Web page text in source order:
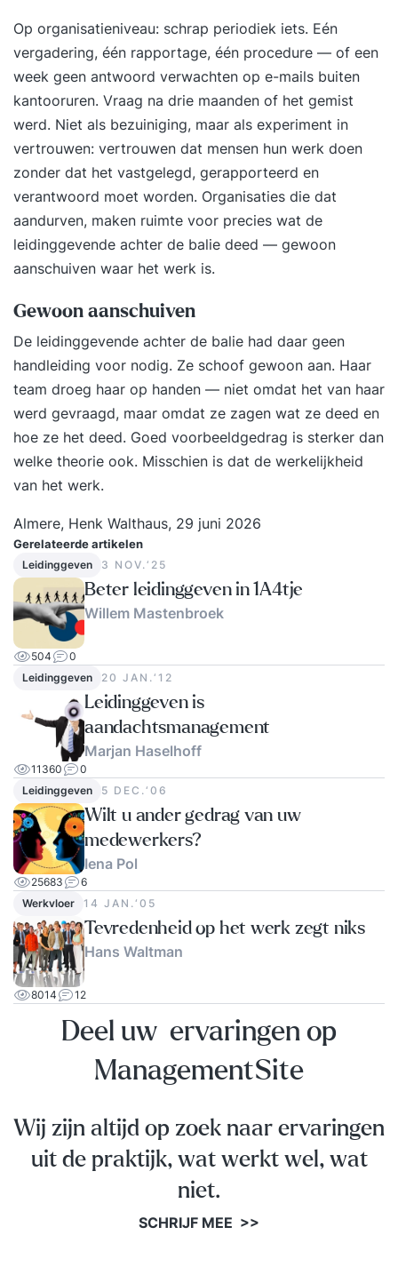
Op organisatieniveau: schrap periodiek iets. Eén
vergadering, één rapportage, één procedure — of een
week geen antwoord verwachten op e-mails buiten
kantooruren. Vraag na drie maanden of het gemist
werd. Niet als bezuiniging, maar als experiment in
vertrouwen: vertrouwen dat mensen hun werk doen
zonder dat het vastgelegd, gerapporteerd en
verantwoord moet worden. Organisaties die dat
aandurven, maken ruimte voor precies wat de
leidinggevende achter de balie deed — gewoon
aanschuiven waar het werk is.
Gewoon aanschuiven
De leidinggevende achter de balie had daar geen
handleiding voor nodig. Ze schoof gewoon aan. Haar
team droeg haar op handen — niet omdat het van haar
werd gevraagd, maar omdat ze zagen wat ze deed en
hoe ze het deed. Goed voorbeeldgedrag is sterker dan
welke theorie ook. Misschien is dat de werkelijkheid
van het werk.
Almere, Henk Walthaus, 29 juni 2026
Gerelateerde artikelen
Leidinggeven 3 NOV.‘25
Beter leidinggeven in 1A4tje
Willem Mastenbroek
504
0
Leidinggeven
20 JAN.‘12
Leidinggeven is
aandachtsmanagement
Marjan Haselhoff
11360
0
Leidinggeven
5 DEC.‘06
Wilt u ander gedrag van uw
medewerkers?
Iena Pol
25683
6
Werkvloer
14 JAN.‘05
Tevredenheid op het werk zegt niks
Hans Waltman
8014 12
Deel uw ervaringen op
ManagementSite
Wij zijn altijd op zoek naar ervaringen
uit de praktijk, wat werkt wel, wat
niet.
SCHRIJF MEE >>